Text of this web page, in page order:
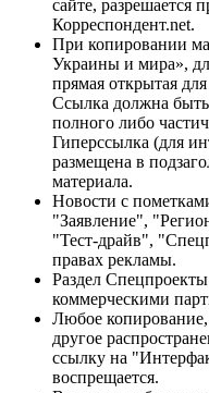
сайте, разрешается
Корреспондент.net.
При копировании
Украины и мира»,
прямая открытая
Ссылка должна
полного либо
Гиперссылка (для
размещена в
материала.
Новости с
"Заявление",
"Тест-драйв",
правах рекламы.
Раздел Спецпроекты
коммерческими
Любое
другое
ссылку на
воспрещается.